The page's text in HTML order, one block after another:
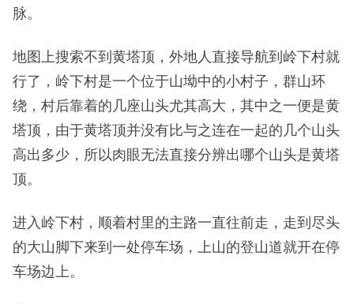
脉。
地图上搜索不到黄塔顶，外地人直接导航到岭下村就
行了，岭下村是一个位于山坳中的小村子，群山环
绕，村后靠着的几座山头尤其高大，其中之一便是黄
塔顶，由于黄塔顶并没有比与之连在一起的几个山头
高出多少，所以肉眼无法直接分辨出哪个山头是黄塔
顶。
进入岭下村，顺着村里的主路一直往前走，走到尽头
的大山脚下来到一处停车场，上山的登山道就开在停
车场边上。